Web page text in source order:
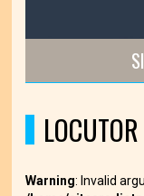
Warning: Invalid